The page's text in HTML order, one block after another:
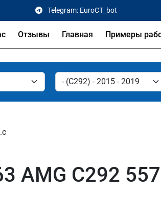
Telegram: EuroCT_bot
Отзывы Главная Примеры
AMG C292